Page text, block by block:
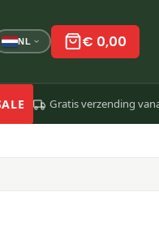
NL € 0,00
Gratis verzending